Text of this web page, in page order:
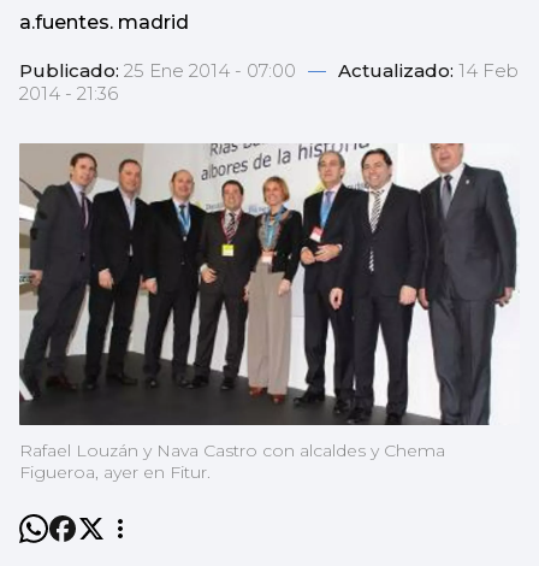
a.fuentes. madrid
Publicado: 25 Ene 2014 - 07:00 — Actualizado: 14 Feb
2014 - 21:36
Rafael Louzán y Nava Castro con alcaldes y Chema
Figueroa, ayer en Fitur.